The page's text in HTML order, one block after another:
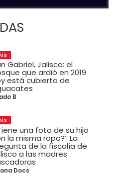
Gabriel, Jalisco: el
que ardió en 2019
está cubierto de
B
una foto de su hijo
la misma ropa?’: La
de la fiscalía de
a las madres
Docs